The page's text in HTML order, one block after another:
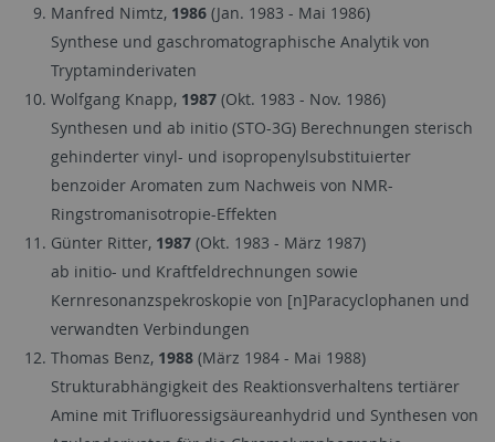
Manfred Nimtz, 1986(Jan. 1983 - Mai 1986)
Synthese und gaschromatographische Analytik von
Tryptaminderivaten
Wolfgang Knapp, 1987(Okt. 1983 - Nov. 1986)
Synthesen und ab initio (STO-3G) Berechnungen sterisch
gehinderter vinyl- und isopropenylsubstituierter
benzoider Aromaten zum Nachweis von NMR-
Ringstromanisotropie-Effekten
Günter Ritter, 1987(Okt. 1983 - März 1987)
ab initio- und Kraftfeldrechnungen sowie
Kernresonanzspekroskopie von [n]Paracyclophanen und
verwandten Verbindungen
Thomas Benz, 1988(März 1984 - Mai 1988)
Strukturabhängigkeit des Reaktionsverhaltens tertiärer
Amine mit Trifluoressigsäureanhydrid und Synthesen von